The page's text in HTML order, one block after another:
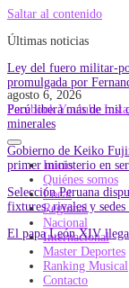
Saltar al contenido
Últimas noticias
Ley del fuero militar-
promulgada por
Perú libera más de mil
minerales
Gobierno de Keiko
primer ministerio en
Selección Peruana
fixtures, rivales y
El papa León XIV
agosto 6, 2026
Facebook Youtube
Inicio
Quiénes somos
Local
Regional
Nacional
Internacional
Master Deportes
Ranking Musical
Contacto